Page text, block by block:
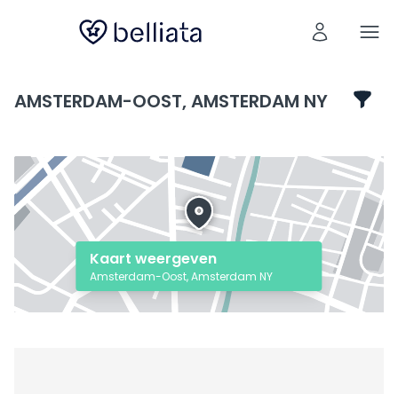
AMSTERDAM-OOST, AMSTERDAM NY
Kaart weergeven
Amsterdam-Oost, Amsterdam NY